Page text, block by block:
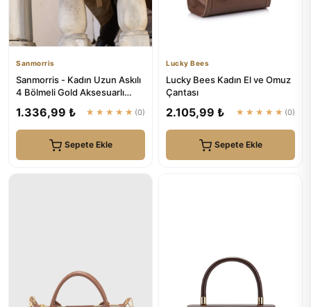
Sanmorris
Sanmorris - Kadın Uzun Askılı
4 Bölmeli Gold Aksesuarlı
1.336,99 ₺ ★★★★★ (0)
Sepete Ekle
Lucky Bees
Lucky Bees Kadın El ve Omuz
Çantası
2.105,99 ₺ ★★★★★ (0)
Sepete Ekle